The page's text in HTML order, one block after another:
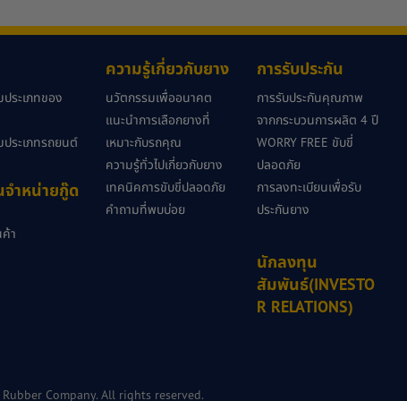
ระเภทของ
ระเภทรถยนต์
ำหน่ายกู๊ด
า
ความรู้เกี่ยวกับยาง
นวัตกรรมเพื่ออนาคต
แนะนำการเลือกยางที่
เหมาะกับรถคุณ
ความรู้ทั่วไปเกี่ยวกับยาง
เทคนิคการขับขี่ปลอดภัย
คำถามที่พบบ่อย
การรับประกัน
การรับประกันคุณภาพ
จากกระบวนการผลิต 4 ปี
WORRY FREE ขับขี่
ปลอดภัย
การลงทะเบียนเพื่อรับ
ประกันยาง
นักลงทุน
สัมพันธ์(INVESTO
R RELATIONS)
Company. All rights reserved.